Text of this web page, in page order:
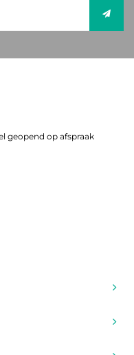
geopend op afspraak